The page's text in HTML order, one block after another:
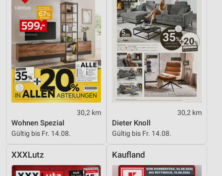
30,2 km
Wohnen Spezial
Gültig bis Fr. 14.08.
30,2 km
Dieter Knoll
Gültig bis Fr. 14.08.
XXXLutz Kaufland